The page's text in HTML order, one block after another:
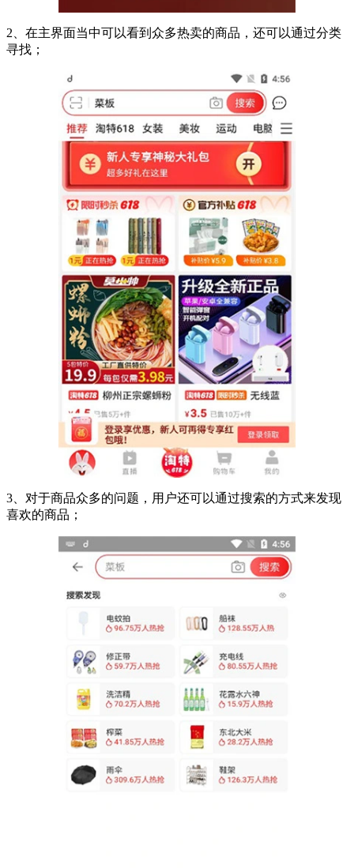
2、在主界面当中可以看到众多热卖的商品，还可以通过分类
寻找；
3、对于商品众多的问题，用户还可以通过搜索的方式来发现
喜欢的商品；